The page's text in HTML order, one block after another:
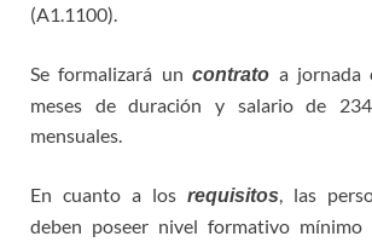
(A1.1100).
Se formalizará uncontrato a jornada
meses de duración y salario de
mensuales.
En cuanto a los requisitos
, las
deben poseer nivel formativo mínimo